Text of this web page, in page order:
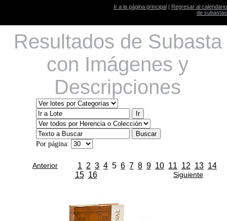
Ir a la página principal | Regresar al calendario
de subastas
Resultados de Subasta
con Imágenes y
Descripciones
Por página:
Anterior 1 2 3 4 5 6 7 8 9 10 11 12 13 14
15 16 Siguiente